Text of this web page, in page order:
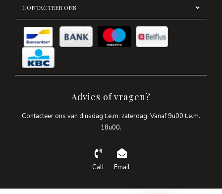
CONTACTEER ONS
Advies of vragen?
Contacteer ons van dinsdag t.e.m. zaterdag. Vanaf 9u00 t.e.m.
18u00.
Call Email